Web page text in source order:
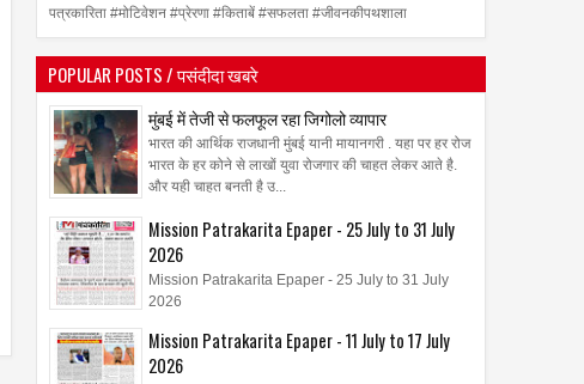
पत्रकारिता #मोटिवेशन #प्रेरणा #किताबें #सफलता #जीवनकीपथशाला
POPULAR POSTS / पसंदीदा खबरे
मुंबई में तेजी से फलफूल रहा जिगोलो व्यापार
भारत की आर्थिक राजधानी मुंबई यानी मायानगरी . यहा पर हर रोज
भारत के हर कोने से लाखों युवा रोजगार की चाहत लेकर आते है.
और यही चाहत बनती है उ...
Mission Patrakarita Epaper - 25 July to 31 July
2026
Mission Patrakarita Epaper - 25 July to 31 July
2026
Mission Patrakarita Epaper - 11 July to 17 July
2026